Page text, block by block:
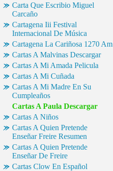
Carta Que Escribio Miguel
Carcaño
Cartagena Iii Festival
Internacional De Música
Cartagena La Cariñosa 1270 Am
Cartas A Malvinas Descargar
Cartas A Mi Amada Pelicula
Cartas A Mi Cuñada
Cartas A Mi Madre En Su
Cumpleaños
Cartas A Paula Descargar
Cartas A Niños
Cartas A Quien Pretende
Enseñar Freire Resumen
Cartas A Quien Pretende
Enseñar De Freire
Cartas Clow En Español